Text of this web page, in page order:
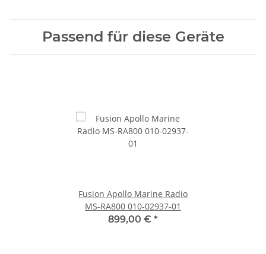
Passend für diese Geräte
Fusion Apollo Marine Radio
MS-RA800 010-02937-01
899,00 € *